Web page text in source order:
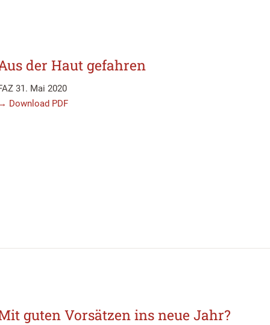
der Haut gefahren
31. Mai 2020
Download PDF
guten Vorsätzen ins neue Jahr?